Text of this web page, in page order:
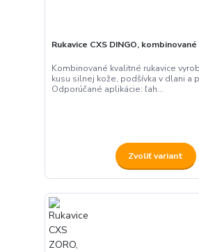
Rukavice CXS DINGO, kombinované
Kombinované kvalitné rukavice
kusu silnej kože, podšívka v dlani a
Odporúčané aplikácie: ľah...
Zvoliť variant